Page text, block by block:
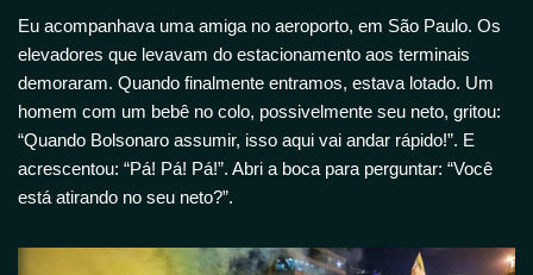
Eu acompanhava uma amiga no aeroporto, em São Paulo. Os
elevadores que levavam do estacionamento aos terminais
demoraram. Quando finalmente entramos, estava lotado. Um
homem com um bebê no colo, possivelmente seu neto, gritou:
“Quando Bolsonaro assumir, isso aqui vai andar rápido!”. E
acrescentou: “Pá! Pá! Pá!”. Abri a boca para perguntar: “Você
está atirando no seu neto?”.